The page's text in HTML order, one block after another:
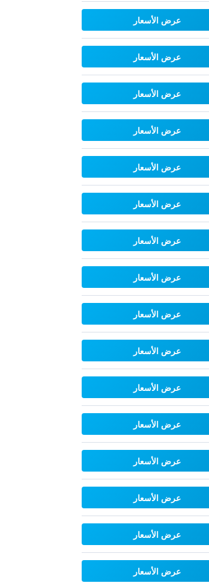
عرض الأسعار
عرض الأسعار
عرض الأسعار
عرض الأسعار
عرض الأسعار
عرض الأسعار
عرض الأسعار
عرض الأسعار
عرض الأسعار
عرض الأسعار
عرض الأسعار
عرض الأسعار
عرض الأسعار
عرض الأسعار
عرض الأسعار
عرض الأسعار